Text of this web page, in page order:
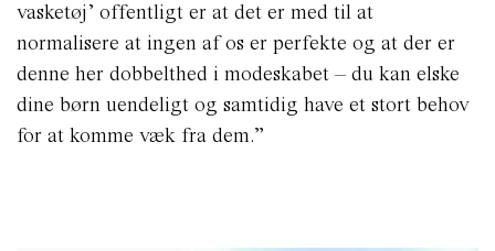
vasketøj’ offentligt er at det er med til at
normalisere at ingen af os er perfekte og at der er
denne her dobbelthed i modeskabet – du kan elske
dine børn uendeligt og samtidig have et stort behov
for at komme væk fra dem.”